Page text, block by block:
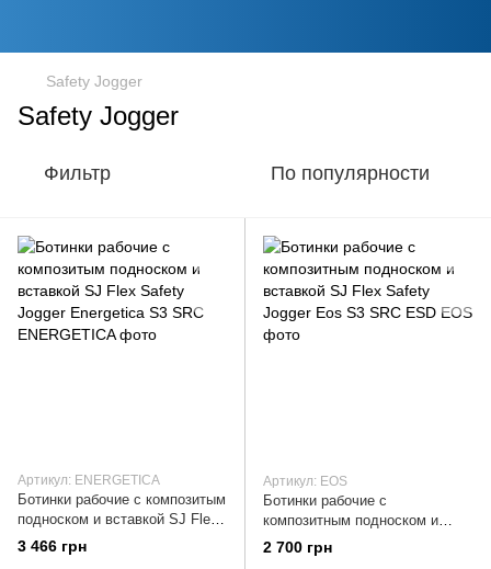
Safety Jogger
Safety Jogger
Фильтр По популярности
Артикул: ENERGETICA
Ботинки рабочие с композитым
подноском и вставкой SJ Flex
Safety Jogger Energetica S3
3 466 грн
Артикул: EOS
Ботинки рабочие с
композитным подноском и
вставкой SJ Flex Safety Jogger
Eos S3 SRC ESD
2 700 грн